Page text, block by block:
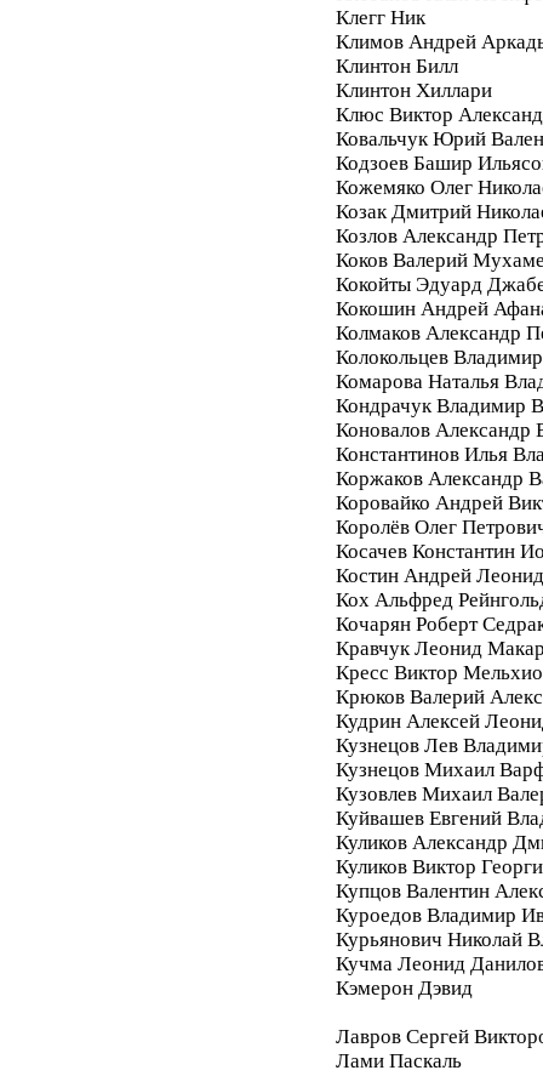
Клегг Ник
Климов Андрей
Клинтон Билл
Клинтон Хиллари
Клюс Виктор
Ковальчук Юрий
Кодзоев Башир
Кожемяко Олег
Козак Дмитрий
Козлов Александр
Коков Валерий
Кокойты Эдуард
Кокошин Андрей
Колмаков Александр
Колокольцев
Комарова Наталья
Кондрачук Владимир
Коновалов Александр
Константинов Илья
Коржаков Александр
Коровайко Андрей
Королёв Олег
Косачев Константин
Костин Андрей
Кох Альфред
Кочарян Роберт
Кравчук Леонид
Кресс Виктор
Крюков Валерий
Кудрин Алексей
Кузнецов Лев
Кузнецов Михаил
Кузовлев Михаил
Куйвашев Евгений
Куликов Александр
Куликов Виктор
Купцов Валентин
Куроедов Владимир
Курьянович Николай
Кучма Леонид
Кэмерон Дэвид
Лавров Сергей
Лами Паскаль